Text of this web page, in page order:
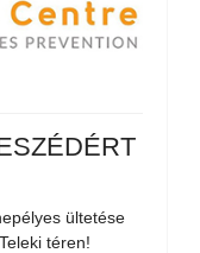
ültetése
téren!